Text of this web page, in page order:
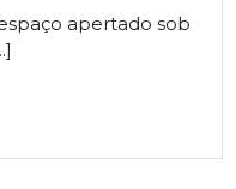
apertado sob